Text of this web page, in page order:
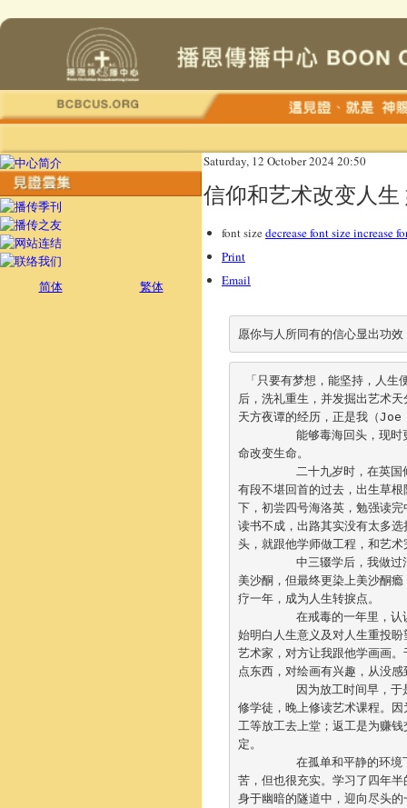
Saturday, 12 October 2024 20:50
信仰和艺术改变人
font sizedecrease font sizeincrease
Print
Email
愿你与人所同有的信心显出功
后，洗礼重生，并发掘出艺术
天方夜谭的经历，正是我（
	能够毒海回头，现时更有一个理想，是透过聘用愿意改过自新的更生人士重投社会，成为其伯乐，以生
命改变生命。
有段不堪回首的过去，出生草
下，初尝四号海洛英，勉强读
读书不成，出路其实没有太多
头，就跟他学师做工程，和艺
	中三辍学后，我做过清洁工、推销员，每朝吸过白粉，才敢出门做工。曾经想过戒毒，经社工转介接触
美沙酮，但最终更染上美沙酮
疗一年，成为人生转捩点。
	在戒毒的一年里，认识了基督教信仰，深深感受到浪费了许多光阴，便自修哲学、心理学、神学等，开
始明白人生意义及对人生重投
艺术家，对方让我跟他学画画
点东西，对绘画有兴趣，从没
修学徒，晚上修读艺术课程。
工等放工去上堂；返工是为赚
定。
	在孤单和平静的环境下，加强了我的专注力，每天依时上班，下班后就上夜校，课余自修，生活虽然辛
苦，但也很充实。学习了四年
身于幽暗的隧道中，迎向尽头
简体 繁体